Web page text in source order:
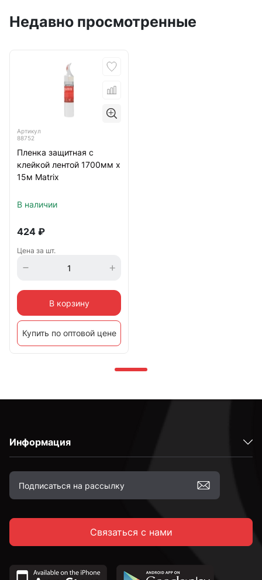
Недавно просмотренные
Артикул
88752
Пленка защитная с
клейкой лентой 1700мм х
15м Matrix
В наличии
424 ₽
Цена за шт.
В корзину
Купить по оптовой цене
Информация
Связаться с нами